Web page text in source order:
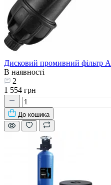
Дисковий промивний фільтр
В наявності
2
1 554 грн
До кошика